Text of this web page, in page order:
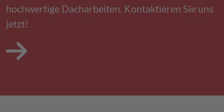
hochwertige Dacharbeiten. Kontaktieren Sie uns
jetzt!